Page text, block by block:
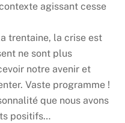
agissant cesse
trentaine, la crise est
ne sont plus
notre avenir et
Vaste programme !
que nous avons
positifs…